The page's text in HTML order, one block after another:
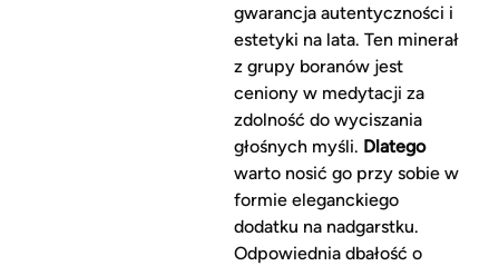
gwarancja autentyczności i
estetyki na lata. Ten minerał
z grupy boranów jest
ceniony w medytacji za
zdolność do wyciszania
głośnych myśli. Dlatego
warto nosić go przy sobie w
formie eleganckiego
dodatku na nadgarstku.
Odpowiednia dbałość o